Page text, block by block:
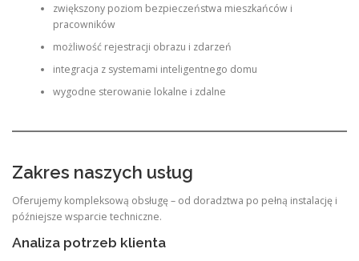
zwiększony poziom bezpieczeństwa mieszkańców i
pracowników
możliwość rejestracji obrazu i zdarzeń
integracja z systemami inteligentnego domu
wygodne sterowanie lokalne i zdalne
Zakres naszych usług
Oferujemy kompleksową obsługę – od doradztwa po pełną instalację i
późniejsze wsparcie techniczne.
Analiza potrzeb klienta